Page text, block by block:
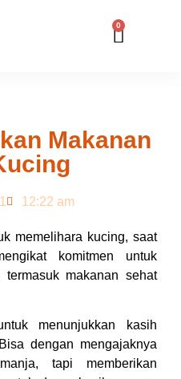
0
Makanan
12:22 am
memelihara kucing, saat
komitmen untuk
termasuk makanan sehat
menunjukkan kasih
dengan mengajaknya
tapi memberikan